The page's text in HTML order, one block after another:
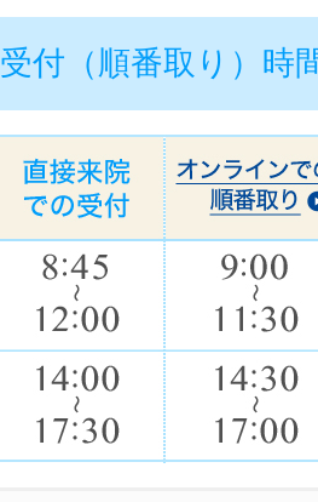
受付（順番取り）時